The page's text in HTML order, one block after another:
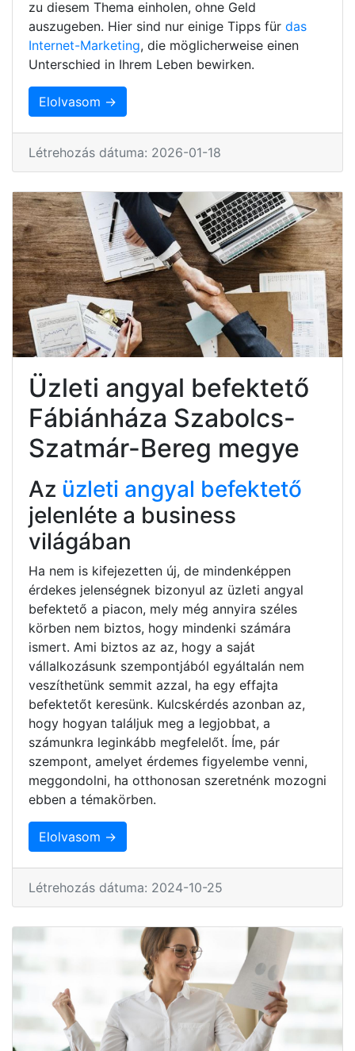
zu diesem Thema einholen, ohne Geld
auszugeben. Hier sind nur einige Tipps für das
Internet-Marketing, die möglicherweise einen
Unterschied in Ihrem Leben bewirken.
Elolvasom →
Létrehozás dátuma: 2026-01-18
Üzleti angyal befektető
Fábiánháza Szabolcs-
Szatmár-Bereg megye
Az üzleti angyal befektető
jelenléte a business
világában
Ha nem is kifejezetten új, de mindenképpen
érdekes jelenségnek bizonyul az üzleti angyal
befektető a piacon, mely még annyira széles
körben nem biztos, hogy mindenki számára
ismert. Ami biztos az az, hogy a saját
vállalkozásunk szempontjából egyáltalán nem
veszíthetünk semmit azzal, ha egy effajta
befektetőt keresünk. Kulcskérdés azonban az,
hogy hogyan találjuk meg a legjobbat, a
számunkra leginkább megfelelőt. Íme, pár
szempont, amelyet érdemes figyelembe venni,
meggondolni, ha otthonosan szeretnénk mozogni
ebben a témakörben.
Elolvasom →
Létrehozás dátuma: 2024-10-25